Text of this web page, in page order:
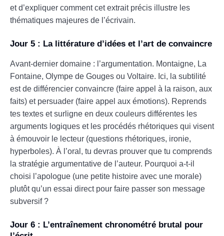
et d’expliquer comment cet extrait précis illustre les
thématiques majeures de l’écrivain.
Jour 5 : La littérature d’idées et l’art de convaincre
Avant-dernier domaine : l’argumentation. Montaigne, La
Fontaine, Olympe de Gouges ou Voltaire. Ici, la subtilité
est de différencier convaincre (faire appel à la raison, aux
faits) et persuader (faire appel aux émotions). Reprends
tes textes et surligne en deux couleurs différentes les
arguments logiques et les procédés rhétoriques qui visent
à émouvoir le lecteur (questions rhétoriques, ironie,
hyperboles). À l’oral, tu devras prouver que tu comprends
la stratégie argumentative de l’auteur. Pourquoi a-t-il
choisi l’apologue (une petite histoire avec une morale)
plutôt qu’un essai direct pour faire passer son message
subversif ?
Jour 6 : L’entraînement chronométré brutal pour